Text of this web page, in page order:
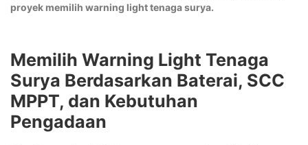
proyek memilih warning light tenaga surya.
Memilih Warning Light Tenaga
Surya Berdasarkan Baterai, SCC
MPPT, dan Kebutuhan
Pengadaan